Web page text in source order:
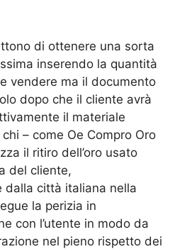
di ottenere una sorta
inserendo la quantità
vendere ma il documento
dopo che il cliente avrà
il materiale
chi – come Oe Compro Oro
il ritiro dell’oro usato
del cliente,
dalla città italiana nella
la perizia in
con l’utente in modo da
nel pieno rispetto dei